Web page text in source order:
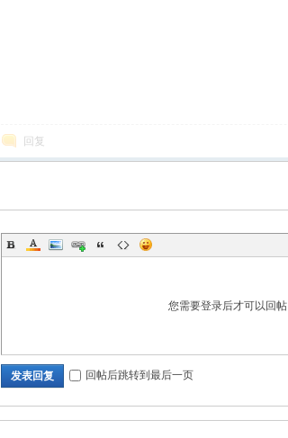
回复
您需要登录后才可以回帖
发表回复 回帖后跳转到最后一页